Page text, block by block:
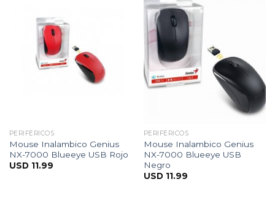
PERIFÉRICOS
Mouse Inalambico Genius
NX-7000 Blueeye USB Rojo
USD 11.99
PERIFÉRICOS
Mouse Inalambico Genius
NX-7000 Blueeye USB
Negro
USD 11.99